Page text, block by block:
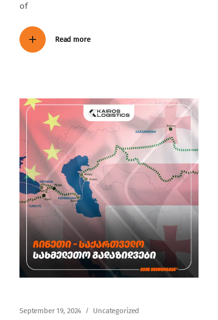
of
Read more
September 19, 2024 Uncategorized